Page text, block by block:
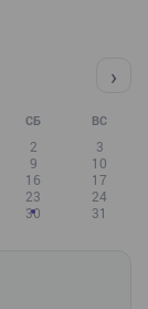
›
СБ ВС
2
3
9
10
16
17
23
24
30 31